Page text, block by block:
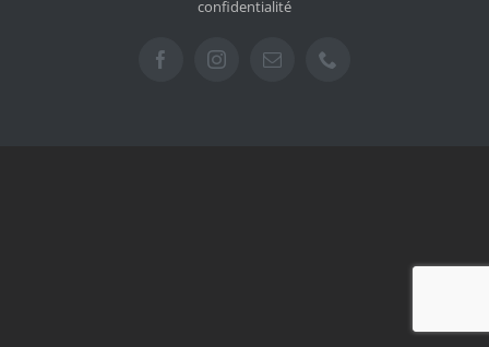
confidentialité
FacebookInstagramEmail